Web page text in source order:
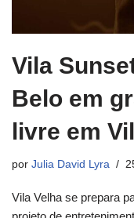
Vila
Belo em
livre em
por Julia David Lyra
Vila Velha se prepara